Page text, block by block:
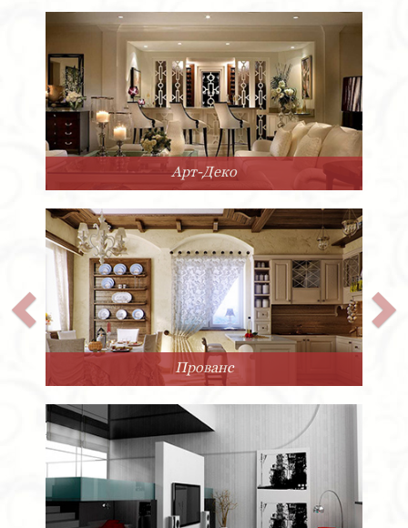
Арт-Деко
Прованс